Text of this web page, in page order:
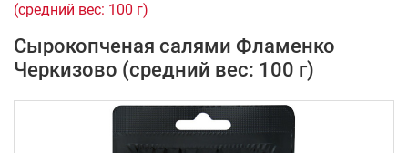
(средний вес: 100 г)
Сырокопченая салями Фламенко
Черкизово (средний вес: 100 г)